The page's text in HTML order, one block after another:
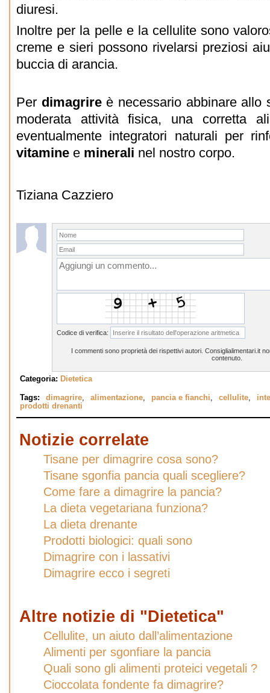
diuresi.
Inoltre per la pelle e la cellulite sono
creme e sieri possono rivelarsi preziosi
buccia di arancia.
Per dimagrireè necessario abbinare allo
moderata attività fisica, una corretta
eventualmente integratori naturali per
vitamine e minerali nel nostro corpo.
Tiziana Cazziero
Codice di verifica:
I commenti sono proprietà dei rispettivi autori. Consiglialimentari.it
contenuto.
Categoria: Dietetica
Tags: dimagrire, alimentazione, pancia e fianchi, cellulite,
prodotti drenanti
Notizie correlate
Tisane per dimagrire cosa sono?
Tisane sgonfia pancia quali scegliere?
Come fare a dimagrire la pancia?
La dieta vegetariana funziona?
La dieta drenante
Prodotti biologici: quali sono
Dimagrire con i lassativi
Dimagrire ecco i segreti
Altre notizie di "Dietetica"
Cellulite, un aiuto dall’alimentazione
Alimenti per sgonfiare la pancia
Quali sono gli alimenti proteici vegetali ?
Cioccolata fondente fa dimagrire?